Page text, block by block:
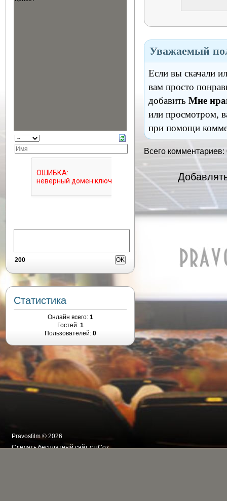
Уважаемый
Если вы скачали
вам просто
добавить Мне
или просмотром,
при помощи
Всего комментариев:
200
Статистика
Онлайн всего: 1
Гостей: 1
Пользователей: 0
Pravosfilm © 2026
Сделатьбесплатный сайтсuCoz